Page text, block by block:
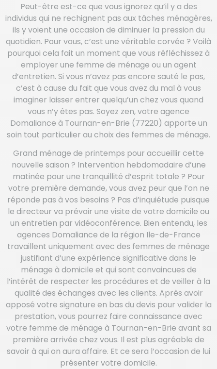
Peut-être est-ce que vous ignorez qu’il y a des
individus qui ne rechignent pas aux tâches ménagères,
ils y voient une occasion de diminuer la pression du
quotidien. Pour vous, c’est une véritable corvée ? Voilà
pourquoi cela fait un moment que vous réfléchissez à
employer une femme de ménage ou un agent
d’entretien. Si vous n’avez pas encore sauté le pas,
c’est à cause du fait que vous avez du mal à vous
imaginer laisser entrer quelqu’un chez vous quand
vous n’y êtes pas. Soyez zen, votre agence
Domaliance à Tournan-en-Brie (77220) apporte un
soin tout particulier au choix des femmes de ménage.
Grand ménage de printemps pour accueillir cette
nouvelle saison ? Intervention hebdomadaire d’une
matinée pour une tranquillité d’esprit totale ? Pour
votre première demande, vous avez peur que l’on ne
réponde pas à vos besoins ? Pas d’inquiétude puisque
le directeur va prévoir une visite de votre domicile ou
un entretien par vidéoconférence. Bien entendu, les
agences Domaliance de la région Ile-de-France
travaillent uniquement avec des femmes de ménage
justifiant d’une expérience significative dans le
ménage à domicile et qui sont convaincues de
l’intérêt de respecter les procédures et de veiller à la
qualité des échanges avec les clients. Après avoir
apposé votre signature en bas du devis pour valider la
prestation, vous pourrez faire connaissance avec
votre femme de ménage à Tournan-en-Brie avant sa
première arrivée chez vous. Il est plus agréable de
savoir à qui on aura affaire. Et ce sera l’occasion de lui
présenter votre domicile.